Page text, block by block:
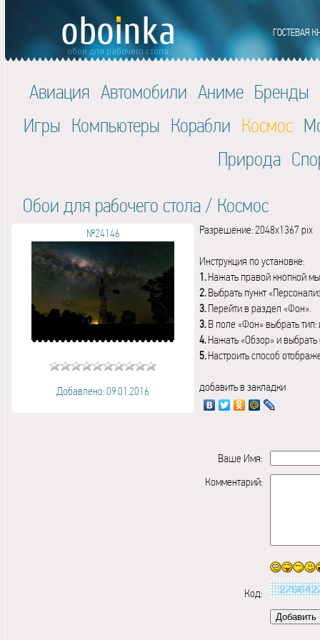
Авиация Автомобили Аниме Бренды
Игры Компьютеры Корабли Космос
Природа
Обои для рабочего стола / Космос
№24146
Добавлено: 09.01.2016
Разрешение: 2048x1367 pix
Инструкция по установке:
1.Нажать правой кнопкой
2.Выбрать пункт
3.Перейти в раздел «Фон».
3.В поле «Фон» выбрать
4.Нажать «Обзор» и выбрать
5.Настроить способ
добавить в закладки
Ваше Имя:
Комментарий:
Код: